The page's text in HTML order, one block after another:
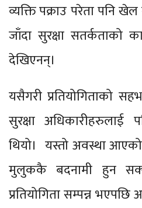
व्यक्ति पक्राउ परेता पनि
जाँदा सुरक्षा सतर्कताको
देखिएनन्।
यसैगरी प्रतियोगिताको
सुरक्षा अधिकारीहरुलाई
थियो। यस्तो अवस्था आएको
मुलुककै बदनामी हुन
प्रतियोगिता सम्पन्न